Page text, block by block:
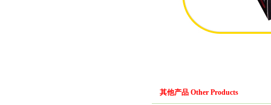
其他产品 Other Products